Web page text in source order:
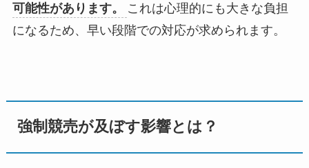
可能性があります。
これは心理的にも大きな負担
になるため、早い段階での対応が求められます。
強制競売が及ぼす影響とは？